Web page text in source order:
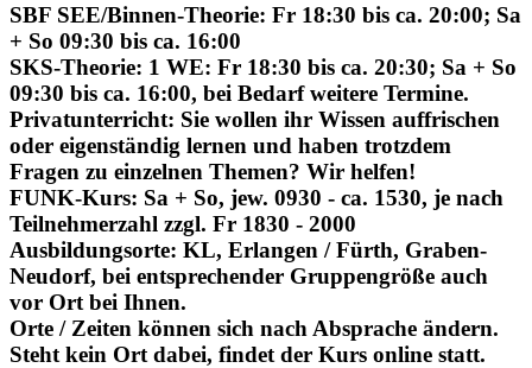
SBF SEE/Binnen-Theorie: Fr 18:30 bis ca. 20:00; Sa
+ So 09:30 bis ca. 16:00
SKS-Theorie: 1 WE: Fr 18:30 bis ca. 20:30; Sa + So
09:30 bis ca. 16:00, bei Bedarf weitere Termine.
Privatunterricht: Sie wollen ihr Wissen auffrischen
oder eigenständig lernen und haben trotzdem
Fragen zu einzelnen Themen? Wir helfen!
FUNK-Kurs: Sa + So, jew. 0930 - ca. 1530, je nach
Teilnehmerzahl zzgl. Fr 1830 - 2000
Ausbildungsorte: KL, Erlangen / Fürth, Graben-
Neudorf, bei entsprechender Gruppengröße auch
vor Ort bei Ihnen.
Orte / Zeiten können sich nach Absprache ändern.
Steht kein Ort dabei, findet der Kurs online statt.